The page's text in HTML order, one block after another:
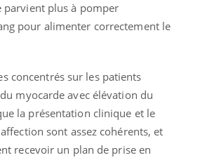
plus à pomper
pour alimenter correctement le
concentrés sur les patients
myocarde avec élévation du
la présentation clinique et le
sont assez cohérents, et
recevoir un plan de prise en